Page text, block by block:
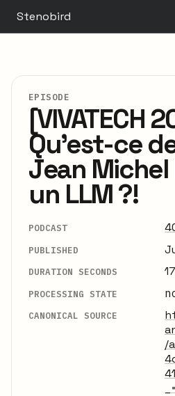
Stenobird
EPISODE
[VIVATECH
Qu’est-ce
Jean Michel
un LLM ?!
PODCAST
PUBLISHED
DURATION SECONDS
PROCESSING STATE
CANONICAL SOURCE
/